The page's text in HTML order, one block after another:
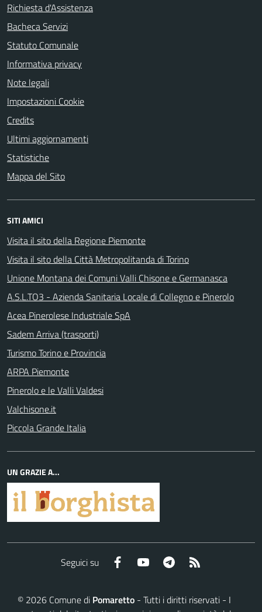
Richiesta d'Assistenza
Bacheca Servizi
Statuto Comunale
Informativa privacy
Note legali
Impostazioni Cookie
Credits
Ultimi aggiornamenti
Statistiche
Mappa del Sito
SITI AMICI
Visita il sito della Regione Piemonte
Visita il sito della Città Metropolitanda di Torino
Unione Montana dei Comuni Valli Chisone e Germanasca
A.S.L.TO3 - Azienda Sanitaria Locale di Collegno e Pinerolo
Acea Pinerolese Industriale SpA
Sadem Arriva (trasporti)
Turismo Torino e Provincia
ARPA Piemonte
Pinerolo e le Valli Valdesi
Valchisone.it
Piccola Grande Italia
UN GRAZIE A...
Seguici su Facebook YouTube Telegram
© 2026Comune di Pomaretto- Tutti i diritti riservati - I